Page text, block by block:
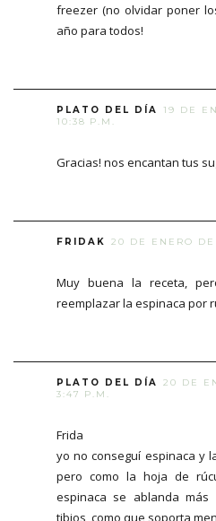
freezer (no olvidar poner
año para todos!
PLATO DEL DÍA
19 DE
10:38 P.M.
Gracias! nos encantan tus
FRIDAK 20 DE ENERO
Muy buena la receta,
reemplazar la espinaca por
PLATO DEL DÍA
20 DE
3:47 P.M.
Frida
yo no conseguí espinaca y
pero como la hoja de
espinaca se ablanda más
tibios, como que soporta